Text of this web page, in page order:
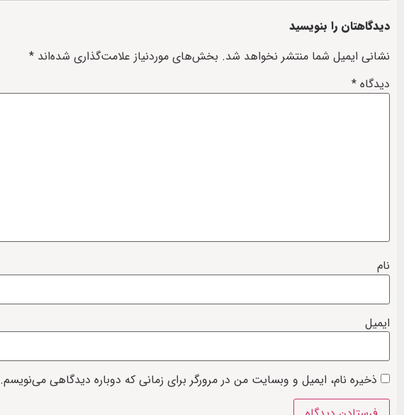
دیدگاهتان را بنویسید
نشانی ایمیل شما منتشر نخواهد شد. بخش‌های موردنیاز علامت‌گذاری شده‌اند *
دیدگاه *
نام
ایمیل
ذخیره نام، ایمیل و وبسایت من در مرورگر برای زمانی که دوباره دیدگاهی می‌نویسم.